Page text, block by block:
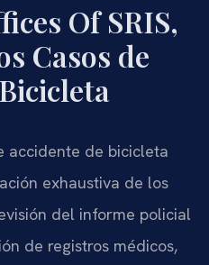
Of SRIS,
Casos de
accidente de bicicleta
exhaustiva de los
del informe policial
de registros médicos,